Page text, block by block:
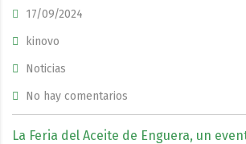
17/09/2024
kinovo
Noticias
No hay comentarios
La Feria del Aceite de Enguera, un